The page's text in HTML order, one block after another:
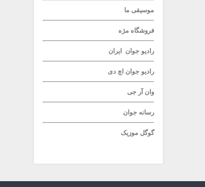
موسیقی ما
فروشگاه مژه
رادیو جوان ایران
رادیو جوان اچ دی
وان آر جی
رسانه جوان
گوگل موزیک